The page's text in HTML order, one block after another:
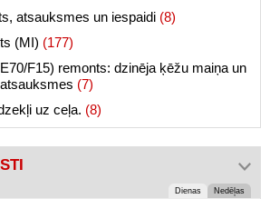
atsauksmes un iespaidi (8)
(MI) (177)
F15) remonts: dzinēja ķēžu maiņa un
(7)
uz ceļa. (8)
Dienas Nedēļas